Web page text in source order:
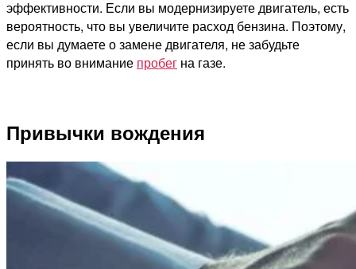
эффективности. Если вы модернизируете двигатель, есть
вероятность, что вы увеличите расход бензина. Поэтому,
если вы думаете о замене двигателя, не забудьте
принять во внимание пробег на газе.
Привычки вождения